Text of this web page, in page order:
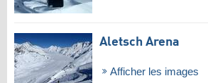
Aletsch Arena
Afficher les images